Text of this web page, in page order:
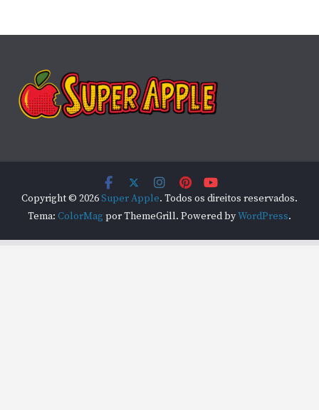
Copyright © 2026Super Apple. Todos os direitos reservados.
Tema: ColorMag por ThemeGrill. Powered byWordPress.